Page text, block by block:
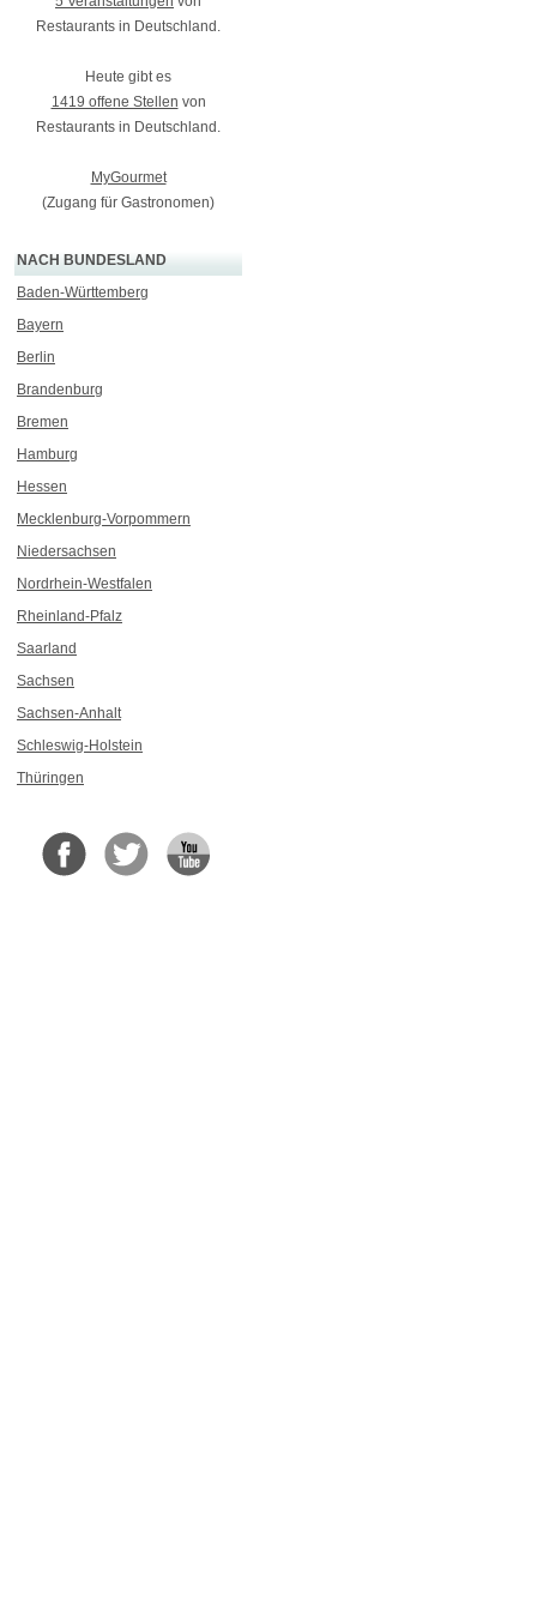
Restaurants in Deutschland.
Heute gibt es
1419 offene Stellen von
Restaurants in Deutschland.
MyGourmet
(Zugang für Gastronomen)
NACH BUNDESLAND
Baden-Württemberg
Bayern
Berlin
Brandenburg
Bremen
Hamburg
Hessen
Mecklenburg-Vorpommern
Niedersachsen
Nordrhein-Westfalen
Rheinland-Pfalz
Saarland
Sachsen
Sachsen-Anhalt
Schleswig-Holstein
Thüringen